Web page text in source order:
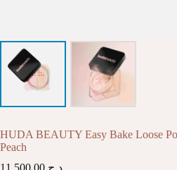
HUDA BEAUTY Easy Bake Loose
Peach